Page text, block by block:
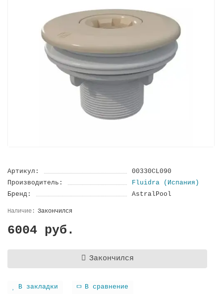
Артикул:
00330CL090
Производитель:
Fluidra (Испания)
Бренд:
AstralPool
Закончился
6004 руб.
Закончился
В закладки В сравнение